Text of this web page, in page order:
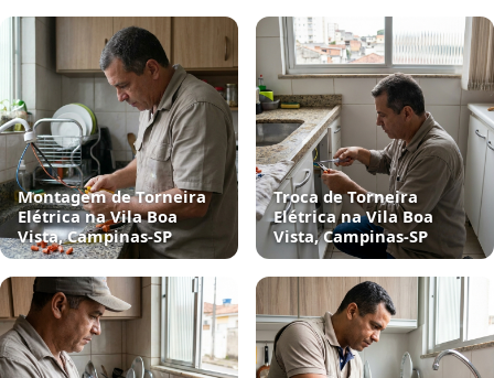
Montagem de Torneira
Elétrica na Vila Boa
Vista, Campinas‑SP
Troca de Torneira
Elétrica na Vila Boa
Vista, Campinas‑SP